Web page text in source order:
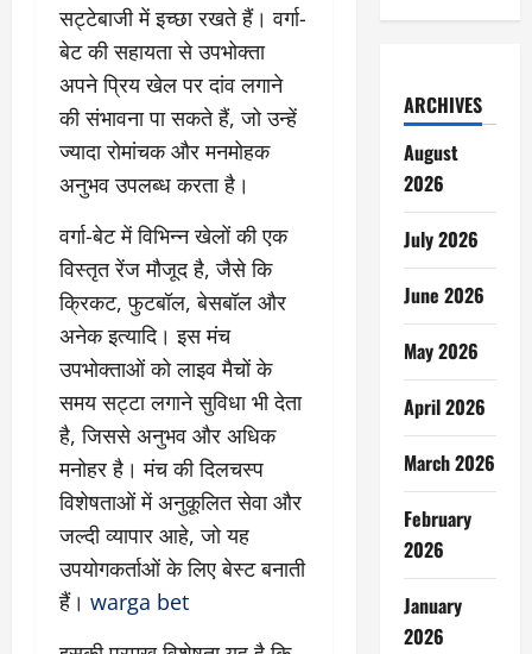
सट्टेबाजी में इच्छा रखते हैं। वर्गा-
बेट की सहायता से उपभोक्ता
अपने प्रिय खेल पर दांव लगाने
की संभावना पा सकते हैं, जो उन्हें
ज्यादा रोमांचक और मनमोहक
अनुभव उपलब्ध करता है।
वर्गा-बेट में विभिन्न खेलों की एक
विस्तृत रेंज मौजूद है, जैसे कि
क्रिकट, फुटबॉल, बेसबॉल और
अनेक इत्यादि। इस मंच
उपभोक्ताओं को लाइव मैचों के
समय सट्टा लगाने सुविधा भी देता
है, जिससे अनुभव और अधिक
मनोहर है। मंच की दिलचस्प
विशेषताओं में अनुकूलित सेवा और
जल्दी व्यापार आहे, जो यह
उपयोगकर्ताओं के लिए बेस्ट बनाती
हैं। warga bet
ARCHIVES
August
2026
July 2026
June 2026
May 2026
April 2026
March 2026
February
2026
January
2026